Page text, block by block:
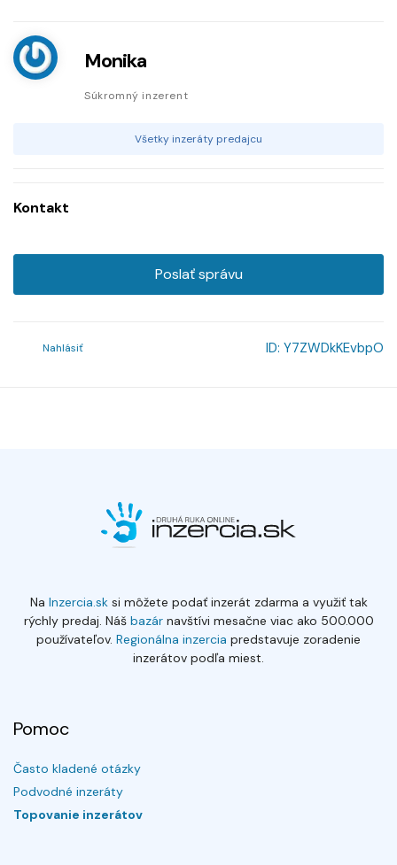
Monika
Súkromný inzerent
Všetky inzeráty predajcu
Kontakt
Poslať správu
Nahlásiť ID: Y7ZWDkKEvbpO
Na Inzercia.sksi môžete podať inzerát zdarma a využiť tak
rýchly predaj. Náš bazárnavštívi mesačne viac ako 500.000
používateľov. Regionálna inzercia predstavuje zoradenie
inzerátov podľa miest.
Pomoc
Často kladené otázky
Podvodné inzeráty
Topovanie inzerátov